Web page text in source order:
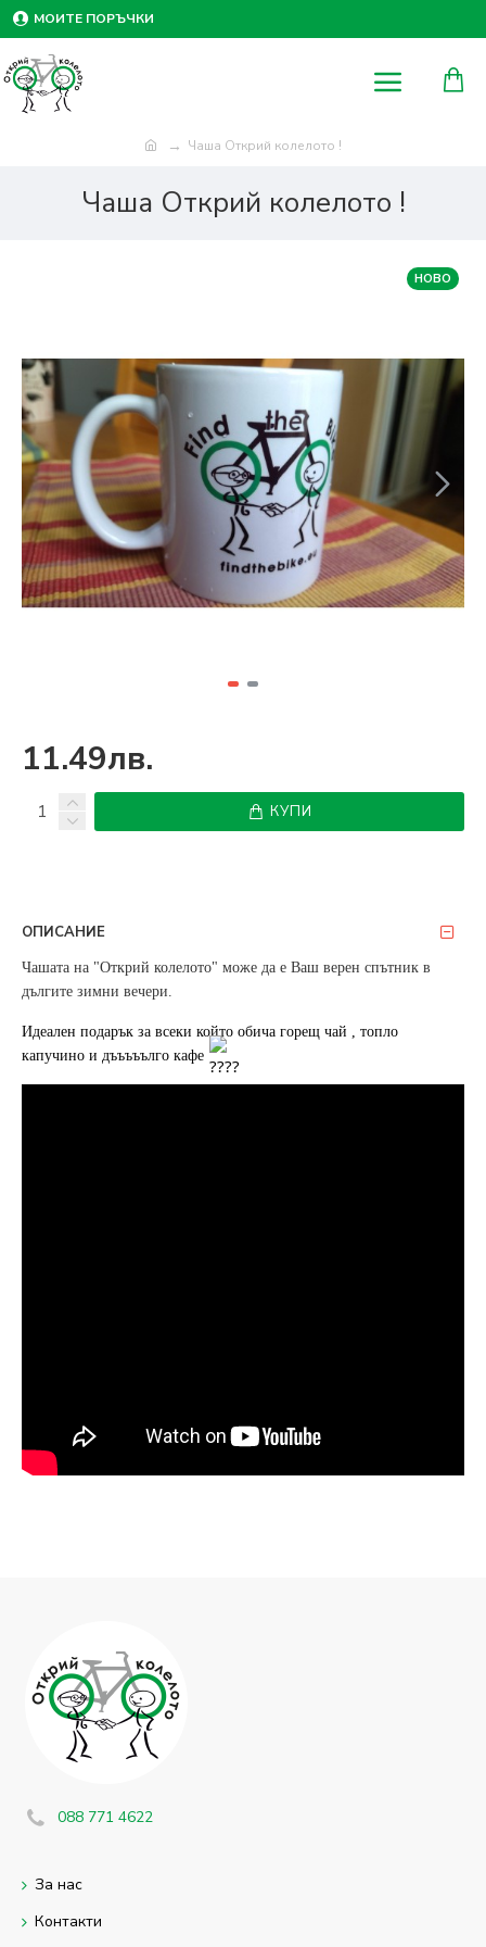
МОИТЕ ПОРЪЧКИ
Чаша Открий колелото !
Чаша Открий колелото !
НОВО
11.49лв.
КУПИ
ОПИСАНИЕ
Чашата на "Открий колелото" може да е Ваш верен спътник в
дългите зимни вечери.
Идеален подарък за всеки който обича горещ чай , топло
капучино и дъъъъълго кафе
088 771 4622
За нас
Контакти